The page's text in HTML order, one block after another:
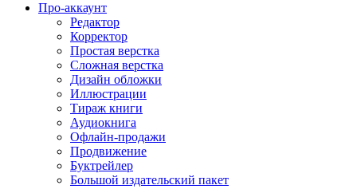
Про-аккаунт
Редактор
Корректор
Простая верстка
Сложная верстка
Дизайн обложки
Иллюстрации
Тираж книги
Аудиокнига
Офлайн-продажи
Продвижение
Буктрейлер
Большой издательский пакет